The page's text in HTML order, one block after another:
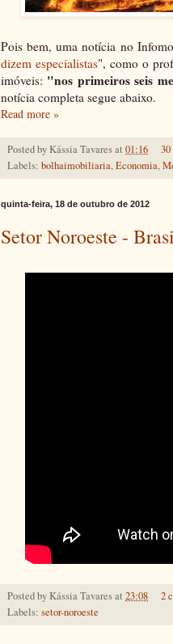
Pois bem, uma notícia no
dizem especialistas", como o
imóveis: "nos primeiros seis
notícia completa segue abaixo.
Read more »
Posted byKássia Tavaresat 01:16
Labels: bolhaimobiliaria,Economia,
quinta-feira, 18 de outubro de 2012
Setor Noroeste -
Posted byKássia Tavaresat 23:08
2
Labels: setor-noroeste